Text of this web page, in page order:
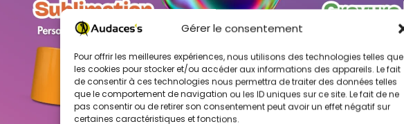
Gérer le consentement
Pour offrir les meilleures expériences, nous utilisons des technologies telles que
les cookies pour stocker et/ou accéder aux informations des appareils. Le fait
de consentir à ces technologies nous permettra de traiter des données telles
que le comportement de navigation ou les ID uniques sur ce site. Le fait de ne
pas consentir ou de retirer son consentement peut avoir un effet négatif sur
certaines caractéristiques et fonctions.